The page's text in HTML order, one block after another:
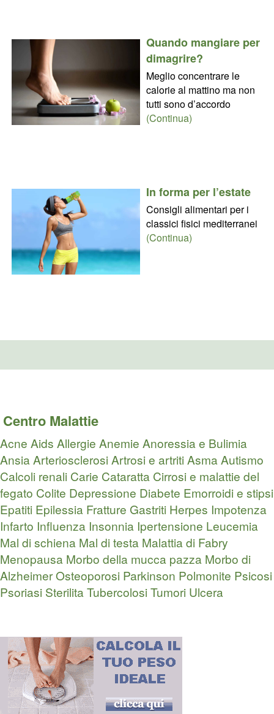
Quando mangiare per
dimagrire?
Meglio concentrare le
calorie al mattino ma non
tutti sono d’accordo
(Continua)
In forma per l’estate
Consigli alimentari per i
classici fisici mediterranei
(Continua)
Centro Malattie
Acne Aids Allergie Anemie Anoressia e Bulimia
AnsiaArteriosclerosiArtrosi e artritiAsmaAutismo
Calcoli renali Carie Cataratta Cirrosi e malattie del
fegato Colite Depressione Diabete Emorroidi e stipsi
Epatiti Epilessia Fratture Gastriti Herpes Impotenza
Infarto Influenza Insonnia Ipertensione Leucemia
Mal di schiena Mal di testa Malattia di Fabry
Menopausa Morbo della mucca pazza Morbo di
AlzheimerOsteoporosi Parkinson Polmonite Psicosi
Psoriasi SterilitaTubercolosiTumori Ulcera